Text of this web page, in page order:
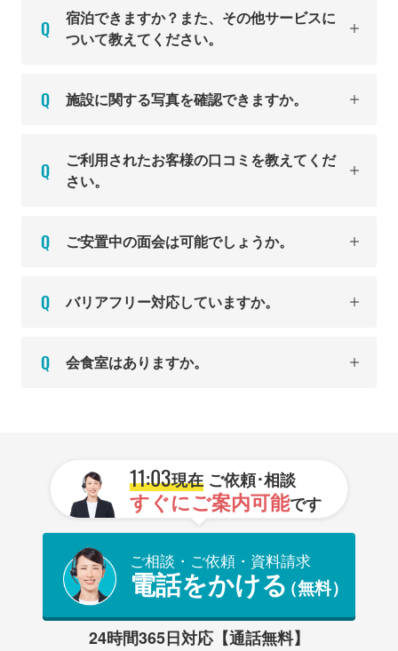
宿泊できますか？また、その他サービスに
ついて教えてください。
施設に関する写真を確認できますか。
ご利用されたお客様の口コミを教えてくだ
さい。
ご安置中の面会は可能でしょうか。
バリアフリー対応していますか。
会食室はありますか。
11:03現在ご依頼･相談
すぐにご案内可能です
ご相談・ご依頼・資料請求
電話をかける（無料）
24時間365日対応【通話無料】